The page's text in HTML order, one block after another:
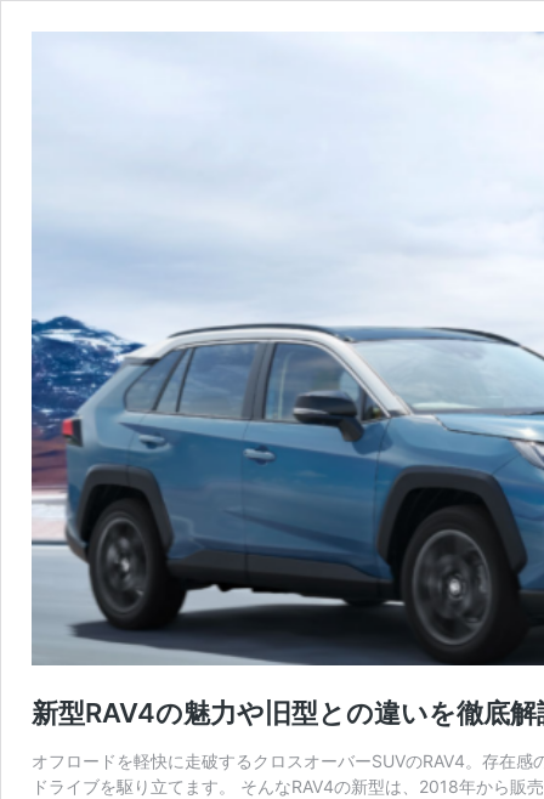
新型RAV4の魅力や旧型との違いを徹底
オフロードを軽快に走破するクロスオーバーSUVのRAV4。存在
ドライブを駆り立てます。 そんなRAV4の新型は、2018年から